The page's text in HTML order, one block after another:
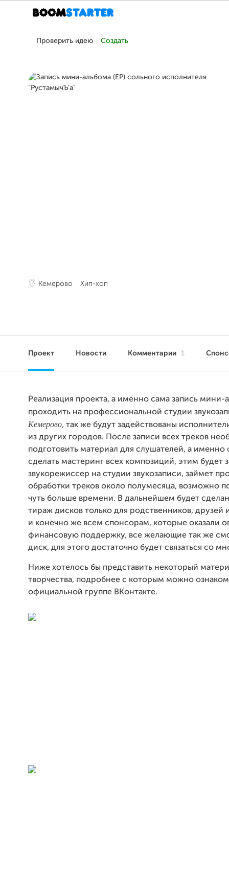
Проверить идею Создать
Кемерово Хип-хоп
Проект Новости Комментарии 1
Реализация проекта, а именно сама запись мини-
проходить на профессиональной студии
Кемерово, так же будут задействованы
из других городов. После записи всех треков
подготовить материал для слушателей, а именно
сделать мастеринг всех композиций, этим будет
звукорежиссер на студии звукозаписи, займет
обработки треков около полумесяца, возможно
чуть больше времени. В дальнейшем будет
тираж дисков только для родственников, друзей
и конечно же всем спонсорам, которые оказали
финансовую поддержку, все желающие так же
диск, для этого достаточно будет связаться со
Ниже хотелось бы представить некоторый
творчества, подробнее с которым можно
официальной группе ВКонтакте.